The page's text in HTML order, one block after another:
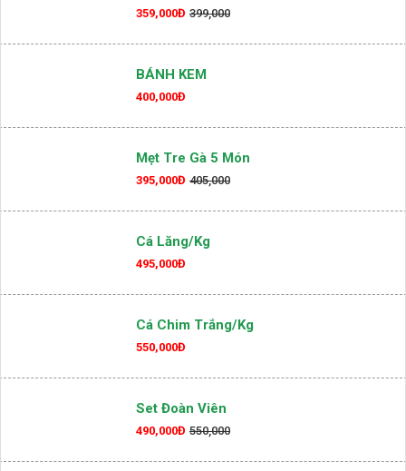
359,000Đ 399,000
BÁNH KEM
400,000Đ
Mẹt Tre Gà 5 Món
395,000Đ 405,000
Cá Lăng/kg
495,000Đ
Cá Chim Trắng/kg
550,000Đ
Set Đoàn Viên
490,000Đ 550,000